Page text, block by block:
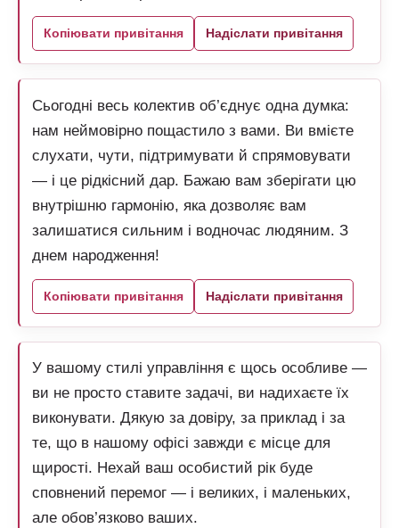
Копіювати привітання Надіслати привітання
Сьогодні весь колектив об’єднує одна думка:
нам неймовірно пощастило з вами. Ви вмієте
слухати, чути, підтримувати й спрямовувати
— і це рідкісний дар. Бажаю вам зберігати цю
внутрішню гармонію, яка дозволяє вам
залишатися сильним і водночас людяним. З
днем народження!
Копіювати привітання Надіслати привітання
У вашому стилі управління є щось особливе —
ви не просто ставите задачі, ви надихаєте їх
виконувати. Дякую за довіру, за приклад і за
те, що в нашому офісі завжди є місце для
щирості. Нехай ваш особистий рік буде
сповнений перемог — і великих, і маленьких,
але обов’язково ваших.